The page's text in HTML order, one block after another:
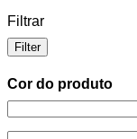
Filtrar
Filter
Cor do produto